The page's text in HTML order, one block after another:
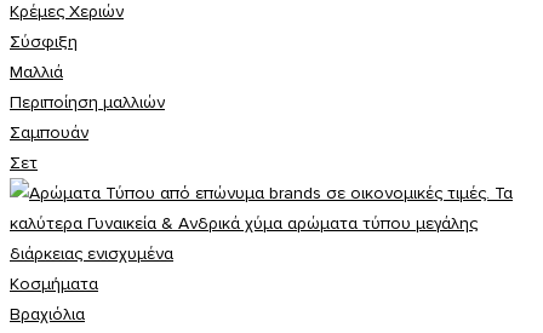
Κρέμες Χεριών
Σύσφιξη
Mαλλιά
Περιποίηση μαλλιών
Σαμπουάν
Σετ
Κοσμήματα
Βραχιόλια